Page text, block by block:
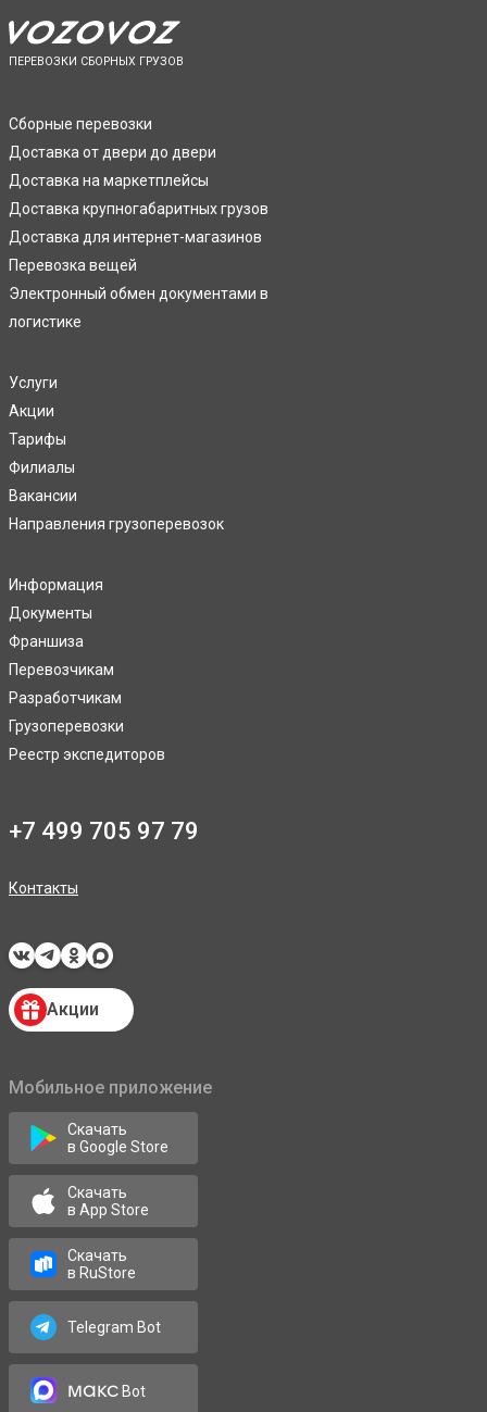
ПЕРЕВОЗКИ СБОРНЫХ ГРУЗОВ
Сборные перевозки
Доставка от двери до двери
Доставка на маркетплейсы
Доставка крупногабаритных грузов
Доставка для интернет-магазинов
Перевозка вещей
Электронный обмен документами в
логистике
Услуги
Акции
Тарифы
Филиалы
Вакансии
Направления грузоперевозок
Информация
Документы
Франшиза
Перевозчикам
Разработчикам
Грузоперевозки
Реестр экспедиторов
+7 499 705 97 79
Контакты
Акции
Мобильное приложение
Скачать
в Google Store
Скачать
в App Store
Скачать
в RuStore
Telegram Bot
максBot